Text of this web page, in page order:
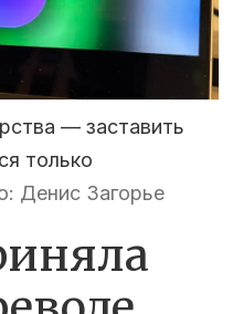
— заставить
только
Денис Загорье